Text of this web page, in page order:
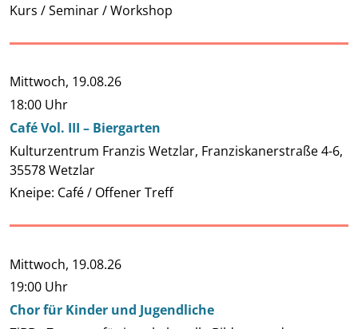
Kurs / Seminar / Workshop
Mittwoch, 19.08.26
18:00 Uhr
Café Vol. III – Biergarten
Kulturzentrum Franzis Wetzlar, Franziskanerstraße 4-6,
35578 Wetzlar
Kneipe: Café / Offener Treff
Mittwoch, 19.08.26
19:00 Uhr
Chor für Kinder und Jugendliche